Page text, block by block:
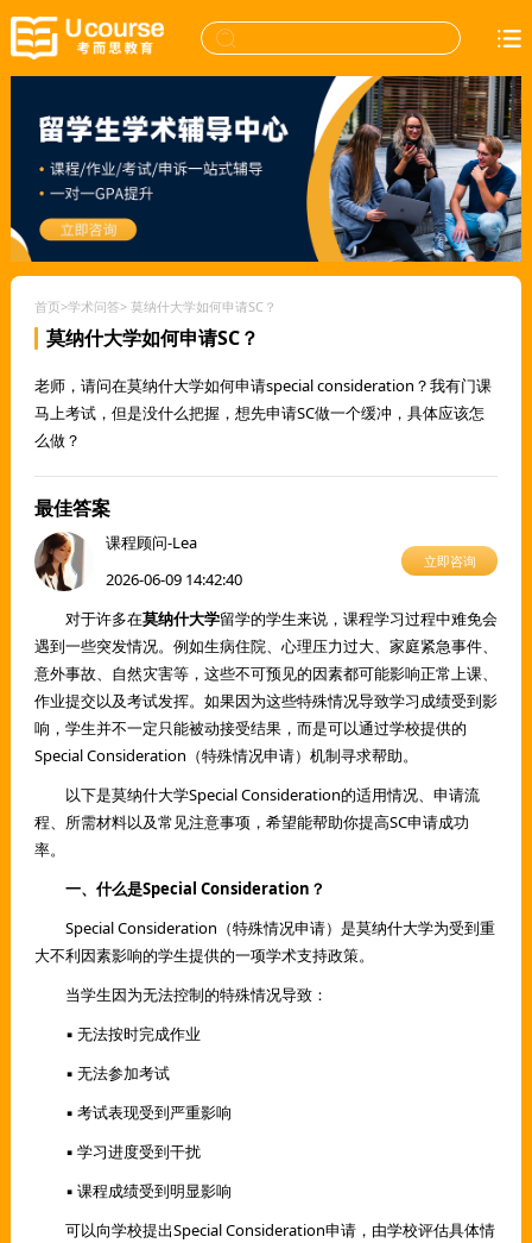
首页>学术问答> 莫纳什大学如何申请SC？
莫纳什大学如何申请SC？
老师，请问在莫纳什大学如何申请special consideration？我有门课
马上考试，但是没什么把握，想先申请SC做一个缓冲，具体应该怎
么做？
最佳答案
课程顾问-Lea
2026-06-09 14:42:40
立即咨询
对于许多在莫纳什大学留学的学生来说，课程学习过程中难免会
遇到一些突发情况。例如生病住院、心理压力过大、家庭紧急事件、
意外事故、自然灾害等，这些不可预见的因素都可能影响正常上课、
作业提交以及考试发挥。如果因为这些特殊情况导致学习成绩受到影
响，学生并不一定只能被动接受结果，而是可以通过学校提供的
Special Consideration（特殊情况申请）机制寻求帮助。
以下是莫纳什大学Special Consideration的适用情况、申请流
程、所需材料以及常见注意事项，希望能帮助你提高SC申请成功
率。
一、什么是Special Consideration？
Special Consideration（特殊情况申请）是莫纳什大学为受到重
大不利因素影响的学生提供的一项学术支持政策。
当学生因为无法控制的特殊情况导致：
▪ 无法按时完成作业
▪ 无法参加考试
▪ 考试表现受到严重影响
▪ 学习进度受到干扰
▪ 课程成绩受到明显影响
可以向学校提出Special Consideration申请，由学校评估具体情